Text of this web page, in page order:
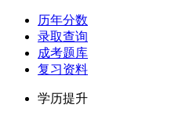
历年分数
录取查询
成考题库
复习资料
学历提升